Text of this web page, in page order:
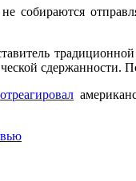
отреагировал